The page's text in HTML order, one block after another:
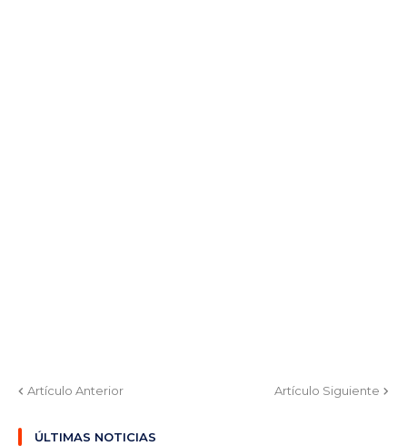
Artículo Anterior Artículo Siguiente
ÚLTIMAS NOTICIAS